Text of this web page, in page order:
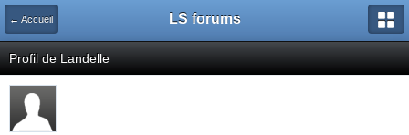
← Accueil LS forums
Profil de Landelle